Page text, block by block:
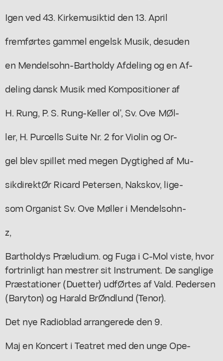
Igen ved 43. Kirkemusiktid den 13. April
fremførtes gammel engelsk Musik, desuden
en Mendelsohn-Bartholdy Afdeling og en Af-
deling dansk Musik med Kompositioner af
H. Rung, P. S. Rung-Keller ol', Sv. Ove MØl-
ler, H. Purcells Suite Nr. 2 for Violin og Or-
gel blev spillet med megen Dygtighed af Mu-
sikdirektØr Ricard Petersen, Nakskov, lige-
som Organist Sv. Ove Møller i Mendelsohn-
z,
Bartholdys Præludium. og Fuga i C-Mol viste, hvor
fortrinligt han mestrer sit Instrument. De sanglige
Præstationer (Duetter) udfØrtes af Vald. Pedersen
(Baryton) og Harald BrØndlund (Tenor).
Det nye Radioblad arrangerede den 9.
Maj en Koncert i Teatret med den unge Ope-